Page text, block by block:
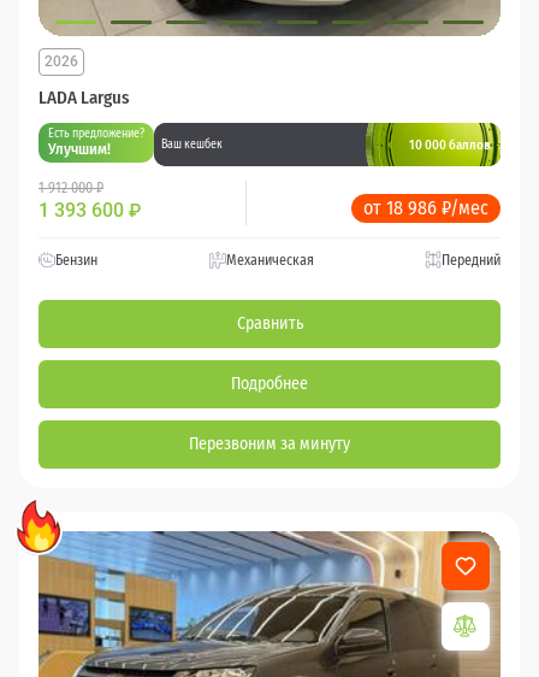
LADA Largus
2026
Есть предложение?
Улучшим! Ваш кешбек 10 000 баллов
1 912 000 ₽
1 393 600 ₽ от 18 986 ₽/мес
Бензин Механическая Передний
Сравнить
Подробнее
Перезвоним за минуту